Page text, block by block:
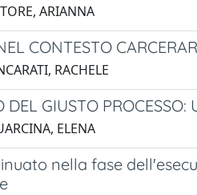
ARIANNA
CONTESTO
RACHELE
DEL GIUSTO
ELENA
nella fase